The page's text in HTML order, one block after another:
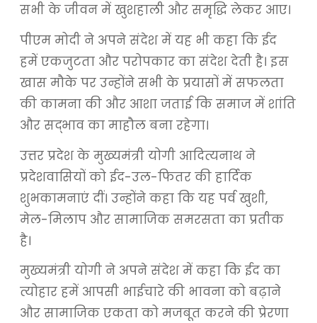
सभी के जीवन में खुशहाली और समृद्धि लेकर आए।
पीएम मोदी ने अपने संदेश में यह भी कहा कि ईद
हमें एकजुटता और परोपकार का संदेश देती है। इस
खास मौके पर उन्होंने सभी के प्रयासों में सफलता
की कामना की और आशा जताई कि समाज में शांति
और सद्भाव का माहौल बना रहेगा।
उत्तर प्रदेश के मुख्यमंत्री योगी आदित्यनाथ ने
प्रदेशवासियों को ईद-उल-फितर की हार्दिक
शुभकामनाएं दीं। उन्होंने कहा कि यह पर्व खुशी,
मेल-मिलाप और सामाजिक समरसता का प्रतीक
है।
मुख्यमंत्री योगी ने अपने संदेश में कहा कि ईद का
त्योहार हमें आपसी भाईचारे की भावना को बढ़ाने
और सामाजिक एकता को मजबूत करने की प्रेरणा